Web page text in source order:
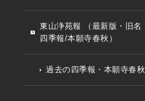
東山浄苑報 （最新版・旧名
四季報/本願寺春秋）
過去の四季報・本願寺春秋